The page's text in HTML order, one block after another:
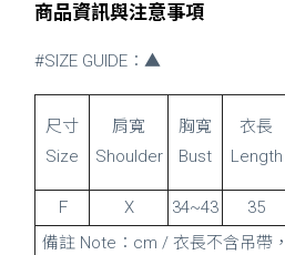
商品資訊與注意事項
#SIZE GUIDE：▲
尺寸
Size
肩寬
Shoulder
胸寬
Bust
衣長
Length
Ｆ
X 34~43 35
備註 Note：cm / 衣長不含吊帶